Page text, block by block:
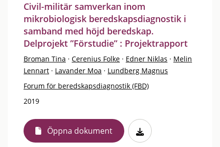
Civil-militär samverkan inom
mikrobiologisk beredskapsdiagnostik i
samband med höjd beredskap.
Delprojekt ”Förstudie” : Projektrapport
Broman Tina · Cerenius Folke · Edner Niklas · Melin
Lennart · Lavander Moa · Lundberg Magnus
Forum för beredskapsdiagnostik (FBD)
2019
Öppna dokument